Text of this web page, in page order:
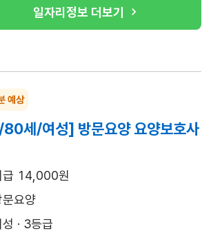
일자리정보 더보기
예상
세/여성] 방문요양 요양보호사
급 14,000원
문요양
성 · 3등급